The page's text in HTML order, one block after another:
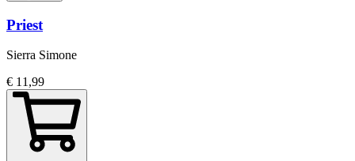
Priest
Sierra Simone
€ 11,99